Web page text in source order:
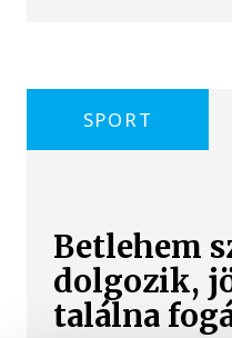
SPORT
Betlehem
dolgozik,
találna